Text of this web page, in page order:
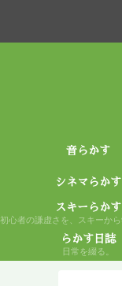
音らかす
シネマらかす
スキーらかす
らかす日誌
日常を綴る。